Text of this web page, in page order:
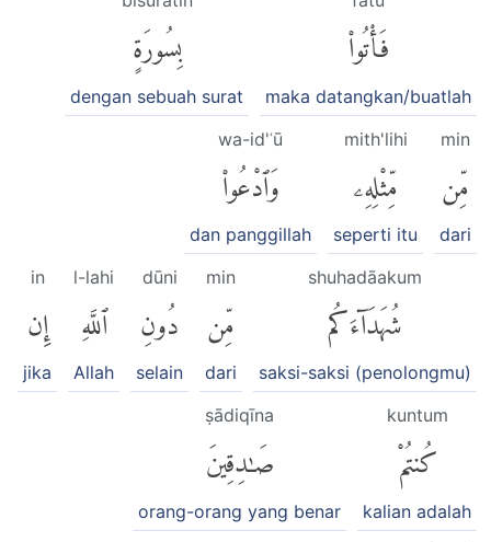
فَأْتُوا۟
maka datangkan/buatlah
بِسُورَةٍ
dengan sebuah surat
min
مِّن
dari
mith'lihi
مِّثْلِهِۦ
seperti itu
wa-id'ʿū
وَٱدْعُوا۟
dan panggillah
shuhadāakum
شُهَدَآءَكُم
saksi-saksi (penolongmu)
min
مِّن
dari
dūni
دُونِ
selain
l-lahi
ٱللَّهِ
Allah
in
إِن
jika
kuntum
كُنتُمْ
kalian adalah
ṣādiqīna
صَٰدِقِينَ
orang-orang yang benar